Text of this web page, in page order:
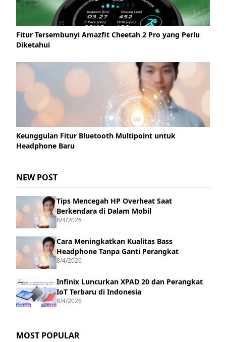
Fitur Tersembunyi Amazfit Cheetah 2 Pro yang Perlu
Diketahui
Keunggulan Fitur Bluetooth Multipoint untuk
Headphone Baru
NEW POST
Tips Mencegah HP Overheat Saat
Berkendara di Dalam Mobil
8/4/2026
Cara Meningkatkan Kualitas Bass
Headphone Tanpa Ganti Perangkat
8/4/2026
Infinix Luncurkan XPAD 20 dan Perangkat
IoT Terbaru di Indonesia
8/4/2026
MOST POPULAR